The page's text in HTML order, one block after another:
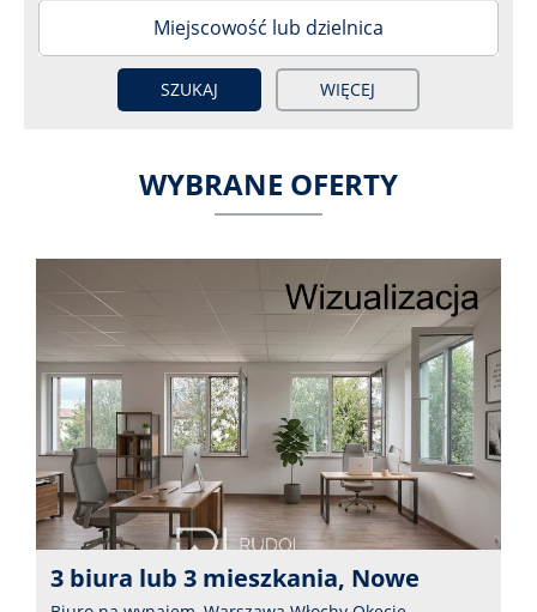
WIĘCEJ
WYBRANE OFERTY
Las za rogiem, miasto w